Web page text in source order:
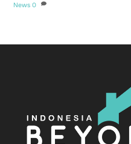
News 0